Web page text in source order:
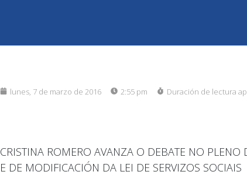
lunes, 7 de marzo de 2016 2:55 pm Duración de lectura
CRISTINA ROMERO AVANZA O DEBATE NO
E DE MODIFICACIÓN DA LEI DE SERVIZOS SOCIAIS